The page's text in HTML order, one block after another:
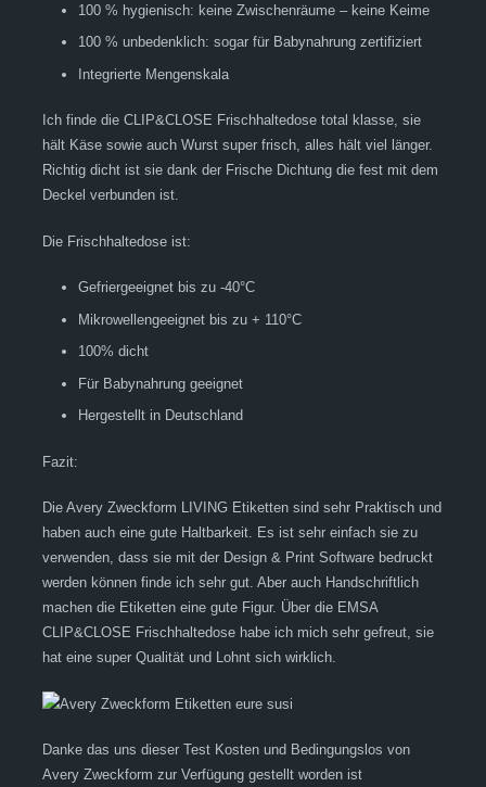
100 % hygienisch: keine Zwischenräume – keine Keime
100 % unbedenklich: sogar für Babynahrung zertifiziert
Integrierte Mengenskala
Ich finde die CLIP&CLOSE Frischhaltedose total klasse, sie
hält Käse sowie auch Wurst super frisch, alles hält viel länger.
Richtig dicht ist sie dank der Frische Dichtung die fest mit dem
Deckel verbunden ist.
Die Frischhaltedose ist:
Gefriergeeignet bis zu -40°C
Mikrowellengeeignet bis zu + 110°C
100% dicht
Für Babynahrung geeignet
Hergestellt in Deutschland
Fazit:
Die Avery Zweckform LIVING Etiketten sind sehr Praktisch und
haben auch eine gute Haltbarkeit. Es ist sehr einfach sie zu
verwenden, dass sie mit der Design & Print Software bedruckt
werden können finde ich sehr gut. Aber auch Handschriftlich
machen die Etiketten eine gute Figur. Über die EMSA
CLIP&CLOSE Frischhaltedose habe ich mich sehr gefreut, sie
hat eine super Qualität und Lohnt sich wirklich.
Danke das uns dieser Test Kosten und Bedingungslos von
Avery Zweckform zur Verfügung gestellt worden ist